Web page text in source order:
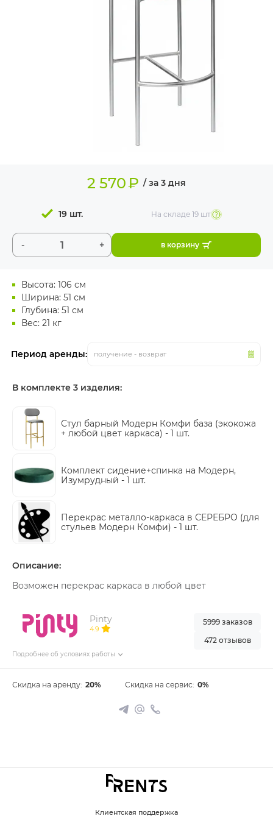
Высота: 106 см
Ширина: 51 см
Глубина: 51 см
Вес: 21 кг
Период аренды: получение - возврат
2 570₽ / за 3 дня
- +
19 шт. На складе 19 шт
в корзину
В комплекте 3 изделия:
Стул барный Модерн Комфи база (экокожа
+ любой цвет каркаса) - 1 шт.
Комплект сидение+спинка на Модерн,
Изумрудный - 1 шт.
Перекрас металло-каркаса в СЕРЕБРО (для
стульев Модерн Комфи) - 1 шт.
Описание:
Возможен перекрас каркаса в любой цвет
Pinty
4.9
Подробнее об условиях работы
5999 заказов
472 отзывов
Скидка на аренду: 20% Скидка на сервис: 0%
Клиентская поддержка